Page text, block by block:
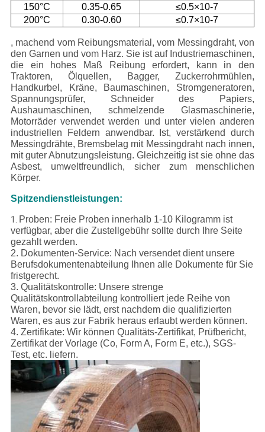
150°C 0.35-0.65
≤0.5×10-7
200°C
0.30-0.60 ≤0.7×10-7
, machend vom Reibungsmaterial, vom Messingdraht, von
den Garnen und vom Harz. Sie ist auf Industriemaschinen,
die ein hohes Maß Reibung erfordert, kann in den
Traktoren, Ölquellen, Bagger, Zuckerrohrmühlen,
Handkurbel, Kräne, Baumaschinen, Stromgeneratoren,
Spannungsprüfer, Schneider des Papiers,
Aushaumaschinen, schmelzende Glasmaschinerie,
Motorräder verwendet werden und unter vielen anderen
industriellen Feldern anwendbar. Ist, verstärkend durch
Messingdrähte, Bremsbelag mit Messingdraht nach innen,
mit guter Abnutzungsleistung. Gleichzeitig ist sie ohne das
Asbest, umweltfreundlich, sicher zum menschlichen
Körper.
Spitzendienstleistungen:
1. Proben: Freie Proben innerhalb 1-10 Kilogramm ist
verfügbar, aber die Zustellgebühr sollte durch Ihre Seite
gezahlt werden.
2. Dokumenten-Service: Nach versendet dient unsere
Berufsdokumentenabteilung Ihnen alle Dokumente für Sie
fristgerecht.
3. Qualitätskontrolle: Unsere strenge
Qualitätskontrollabteilung kontrolliert jede Reihe von
Waren, bevor sie lädt, erst nachdem die qualifizierten
Waren, es aus zur Fabrik heraus erlaubt werden können.
4. Zertifikate: Wir können Qualitäts-Zertifikat, Prüfbericht,
Zertifikat der Vorlage (Co, Form A, Form E, etc.), SGS-
Test, etc. liefern.